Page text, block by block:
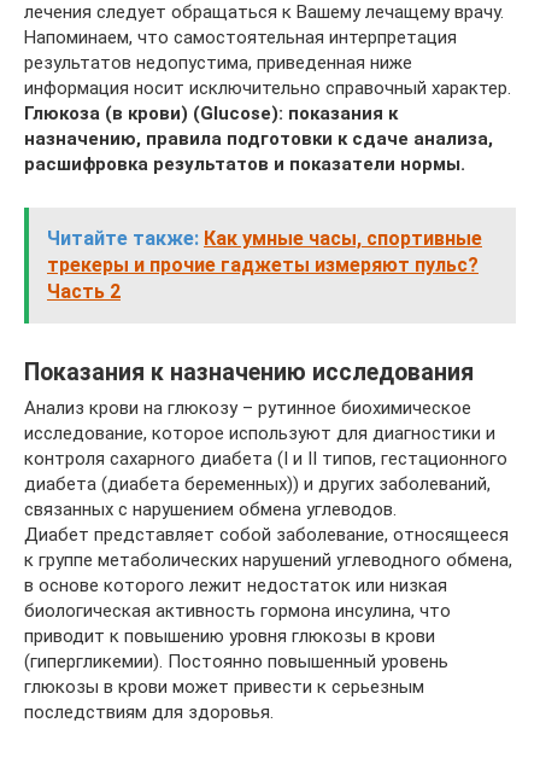
лечения следует обращаться к Вашему лечащему врачу.
Напоминаем, что самостоятельная интерпретация
результатов недопустима, приведенная ниже
информация носит исключительно справочный характер.
Глюкоза (в крови) (Glucose): показания к
назначению, правила подготовки к сдаче анализа,
расшифровка результатов и показатели нормы.
Читайте также: Как умные часы, спортивные
трекеры и прочие гаджеты измеряют пульс?
Часть 2
Показания к назначению исследования
Анализ крови на глюкозу – рутинное биохимическое
исследование, которое используют для диагностики и
контроля сахарного диабета (I и II типов, гестационного
диабета (диабета беременных)) и других заболеваний,
связанных с нарушением обмена углеводов.
Диабет представляет собой заболевание, относящееся
к группе метаболических нарушений углеводного обмена,
в основе которого лежит недостаток или низкая
биологическая активность гормона инсулина, что
приводит к повышению уровня глюкозы в крови
(гипергликемии). Постоянно повышенный уровень
глюкозы в крови может привести к серьезным
последствиям для здоровья.